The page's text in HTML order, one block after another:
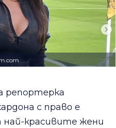
репортерка
с право е
най-красивите жени